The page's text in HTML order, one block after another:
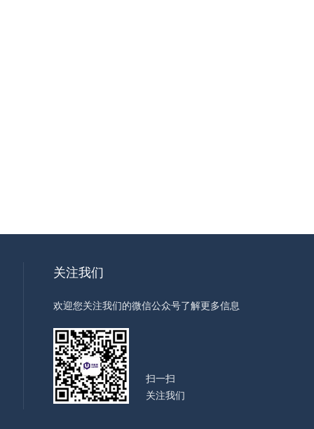
关注我们
欢迎您关注我们的微信公众号了解更多信息
扫一扫
关注我们